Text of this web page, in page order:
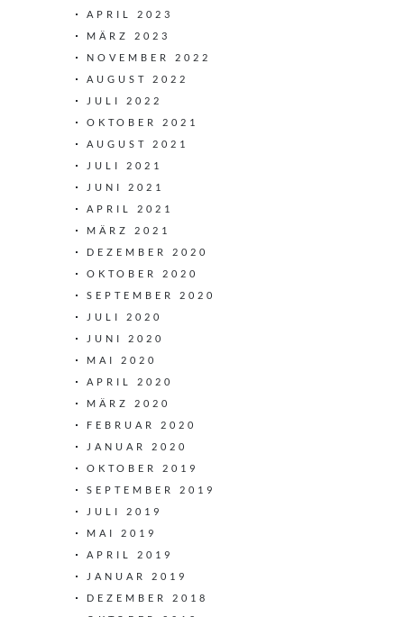
APRIL 2023
MÄRZ 2023
NOVEMBER 2022
AUGUST 2022
JULI 2022
OKTOBER 2021
AUGUST 2021
JULI 2021
JUNI 2021
APRIL 2021
MÄRZ 2021
DEZEMBER 2020
OKTOBER 2020
SEPTEMBER 2020
JULI 2020
JUNI 2020
MAI 2020
APRIL 2020
MÄRZ 2020
FEBRUAR 2020
JANUAR 2020
OKTOBER 2019
SEPTEMBER 2019
JULI 2019
MAI 2019
APRIL 2019
JANUAR 2019
DEZEMBER 2018